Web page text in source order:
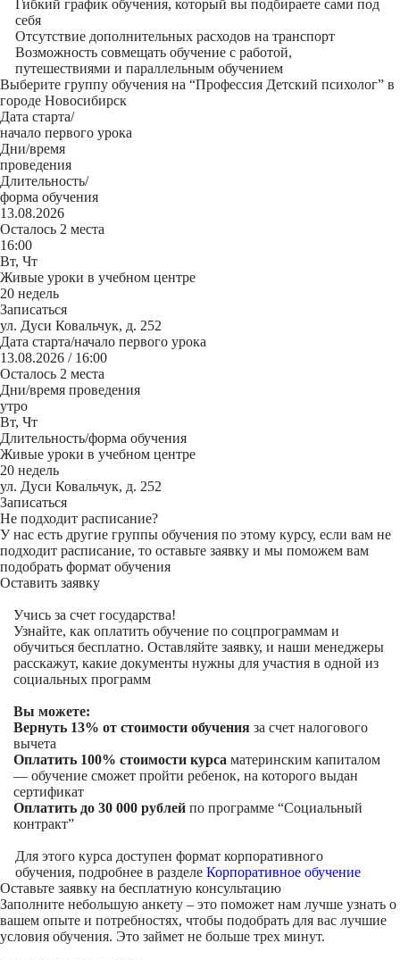
Гибкий график обучения, который вы подбираете сами под
себя
Отсутствие дополнительных расходов на транспорт
Возможность совмещать обучение с работой,
путешествиями и параллельным обучением
Выберите группу обучения на “Профессия Детский психолог” в
городе Новосибирск
Дата старта/
начало первого урока
Дни/время
проведения
Длительность/
форма обучения
13.08.2026
Осталось 2 места
16:00
Вт, Чт
Живые уроки в учебном центре
20 недель
Записаться
ул. Дуси Ковальчук, д. 252
Дата старта/начало первого урока
13.08.2026 / 16:00
Осталось 2 места
Дни/время проведения
утро
Вт, Чт
Длительность/форма обучения
Живые уроки в учебном центре
20 недель
ул. Дуси Ковальчук, д. 252
Записаться
Не подходит расписание?
У нас есть другие группы обучения по этому курсу, если вам не
подходит расписание, то оставьте заявку и мы поможем вам
подобрать формат обучения
Оставить заявку
Учись за счет государства!
Узнайте, как оплатить обучение по соцпрограммам и
обучиться бесплатно. Оставляйте заявку, и наши менеджеры
расскажут, какие документы нужны для участия в одной из
социальных программ
Вы можете:
Вернуть 13% от стоимости обучения за счет налогового
вычета
Оплатить 100% стоимости курса материнским капиталом
— обучение сможет пройти ребенок, на которого выдан
сертификат
Оплатить до 30 000 рублей по программе “Социальный
контракт”
Для этого курса доступен формат корпоративного
обучения, подробнее в разделе Корпоративное обучение
Оставьте заявку на бесплатную консультацию
Заполните небольшую анкету – это поможет нам лучше узнать о
вашем опыте и потребностях, чтобы подобрать для вас лучшие
условия обучения. Это займет не больше трех минут.